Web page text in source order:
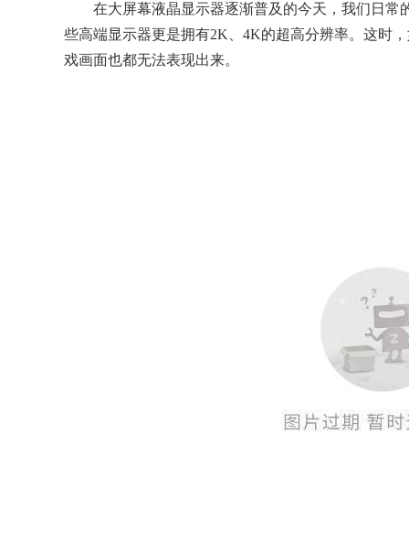
在大屏幕液晶显示器逐渐普及的今天，我们日常
些高端显示器更是拥有2K、4K的超高分辨率。这时
戏画面也都无法表现出来。